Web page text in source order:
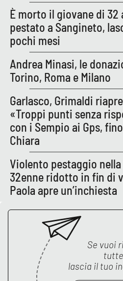
Crotone
Vibo Valentia
Reggio Calabria
Cosenza
Lamezia Terme
PROGETTI
SPECIALI
Buona Sanità Calabria
CALABRIAVISIONE
Destinazioni
Eventi
È morto il giovane di
pestato a Sangineto,
pochi mesi
Andrea Minasi, le
Torino, Roma e Milano
Garlasco, Grimaldi
«Troppi punti senza
con i Sempio ai Gps,
Chiara
Violento pestaggio
32enne ridotto in fin di
Paola apre un’inchiesta
Se vuoi
lascia il tuo